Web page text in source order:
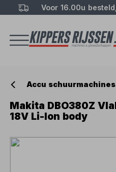
Voor 16.00u
Accu schuurmachines
Makita DBO380Z
18V Li-Ion body